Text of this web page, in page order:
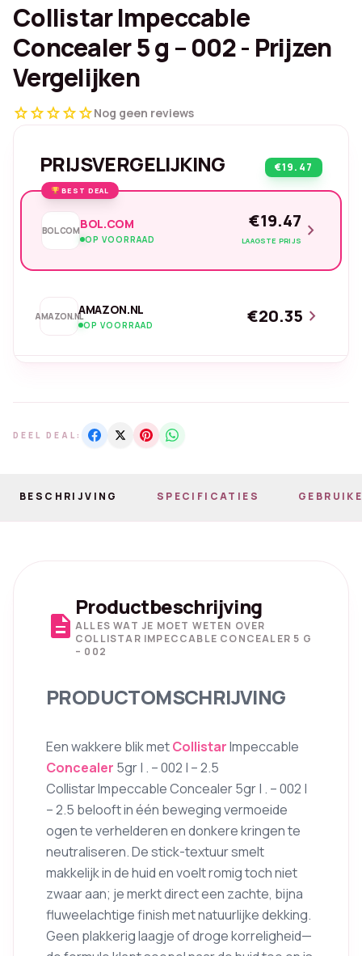
Collistar Impeccable
Concealer 5 g – 002 - Prijzen
Vergelijken
starstarstarstarstarNog geen reviews
PRIJSVERGELIJKING €19.47
BEST DEAL
BOL.COMBOL.COM
OP VOORRAAD
€19.47
LAAGSTE PRIJS chevron_right
AMAZON.NLAMAZON.NL
OP VOORRAAD €20.35 chevron_right
DEEL DEAL:
BESCHRIJVING SPECIFICATIES
description
Productbeschrijving
ALLES WAT JE MOET WETEN OVER
COLLISTAR IMPECCABLE CONCEALER 5 G
– 002
PRODUCTOMSCHRIJVING
Een wakkere blik metCollistarImpeccable
Concealer 5gr | . – 002 | – 2.5
Collistar Impeccable Concealer 5gr | . – 002 |
– 2.5 belooft in één beweging vermoeide
ogen te verhelderen en donkere kringen te
neutraliseren. De stick-textuur smelt
makkelijk in de huid en voelt romig toch niet
zwaar aan; je merkt direct een zachte, bijna
fluweelachtige finish met natuurlijke dekking.
Geen plakkerig laagje of droge korreligheid—